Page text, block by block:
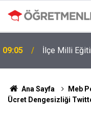
09:05 İlçe Milli
Ana Sayfa Meb
Ücret Dengesizliği